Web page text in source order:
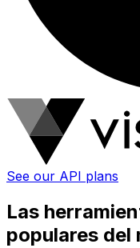
See our API plans
Las
populares del